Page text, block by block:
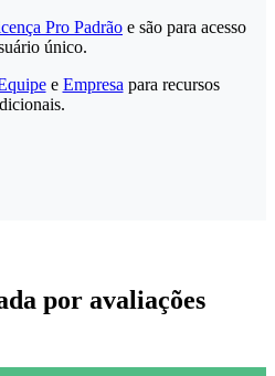
Pro Padrão e são para acesso
único.
e Empresa para recursos
por avaliações